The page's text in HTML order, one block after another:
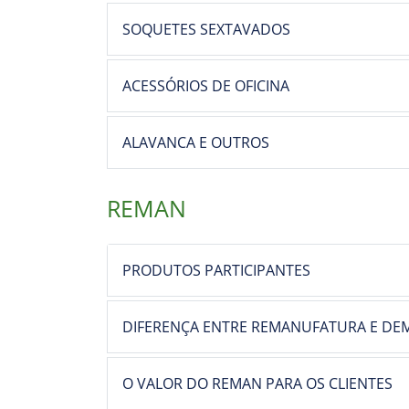
Produtos de
Produtos de manutenção